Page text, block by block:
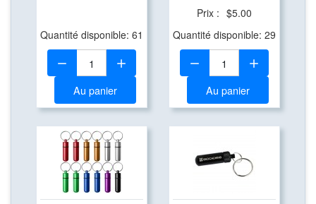
Quantité disponible: 61
Quantité:
Au panier
Prix : $5.00
Quantité disponible: 29
Quantité:
Au panier